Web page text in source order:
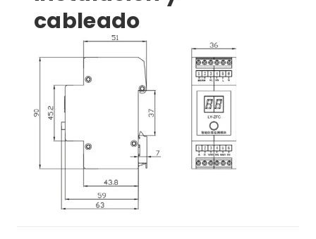
cableado